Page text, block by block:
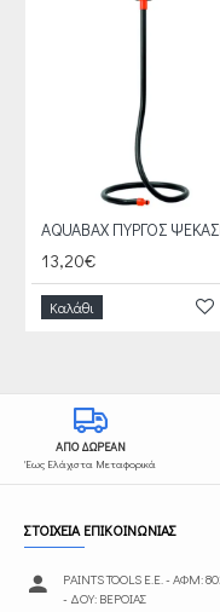
13,20€
Καλάθι
ΑΠΟ ΔΩΡΕΑΝ
Έως Ελάχιστα Μεταφορικά
ΣΤΟΙΧΕΙΑ ΕΠΙΚΟΙΝΩΝΙΑΣ
PAINTS TOOLS Ε.Ε. - ΑΦΜ:
- ΔΟΥ: ΒΕΡΟΙΑΣ